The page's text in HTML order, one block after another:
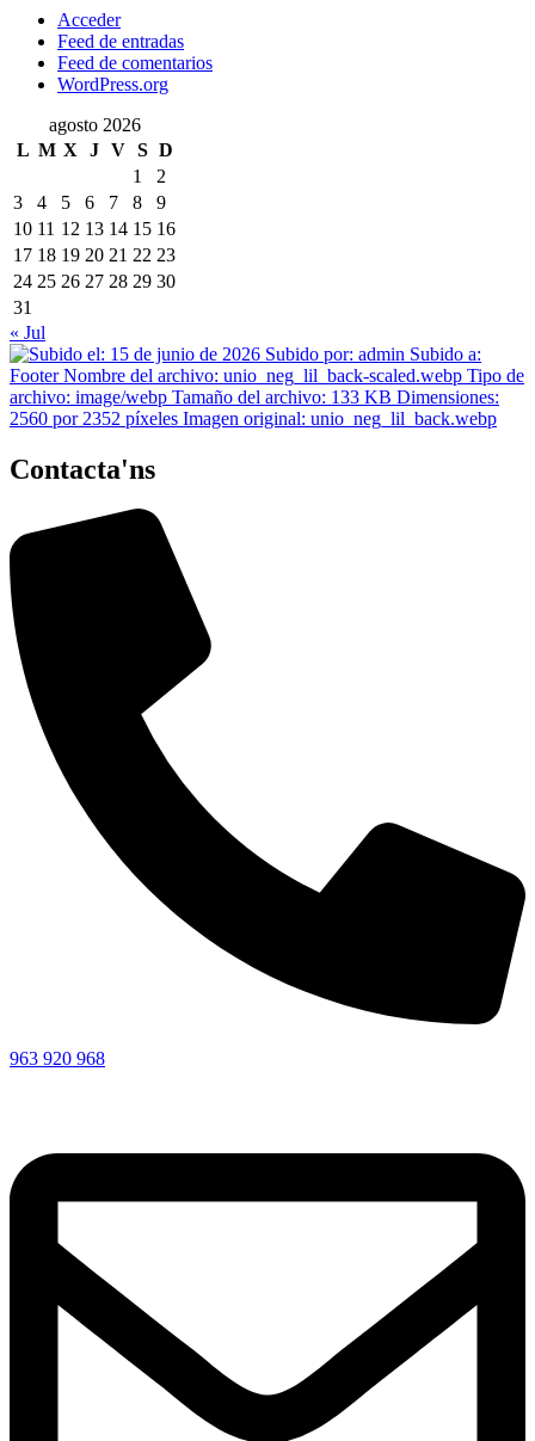
Acceder
Feed de entradas
Feed de comentarios
WordPress.org
agosto 2026
L M X J V S D
1
2
3
4 5 6 7 8
9
10 11 12 13 14 15 16
17 18 19 20 21 22 23
24 25 26 27 28 29 30
31
« Jul
Contacta'ns
963 920 968